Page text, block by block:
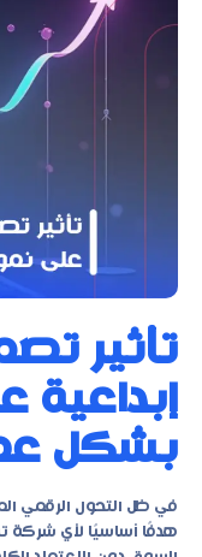
تأثير
إبداعية
بشكل
في ظل التحول الرقمي
هدفًا أساسيًا لأي شركة